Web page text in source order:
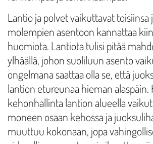
Lantio ja polvet vaikuttavat toisiinsa
molempien asentoon kannattaa
huomiota. Lantiota tulisi pitää
ylhäällä, johon suoliluun asento
ongelmana saattaa olla se, että
lantion etureunaa hieman alaspäin.
kehonhallinta lantion alueella
moneen osaan kehossa ja
muuttuu kokonaan, jopa